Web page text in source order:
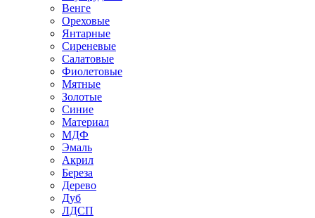
Венге
Ореховые
Янтарные
Сиреневые
Салатовые
Фиолетовые
Мятные
Золотые
Синие
Материал
МДФ
Эмаль
Акрил
Береза
Дерево
Дуб
ЛДСП